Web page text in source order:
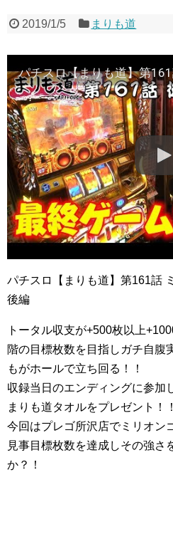
2019/1/5 まりも道
パチスロ【まりも道】第161話
後編
トータル収支が+500枚以上
階の目標枚数を目指しガチ自腹
もがホールで立ち回る！！
収録当日のエンディングに参加
まりも道タオルをプレゼント！！
今回はプレゴ所沢店でミリオン
見事目標枚数を達成しその強さ
か？！